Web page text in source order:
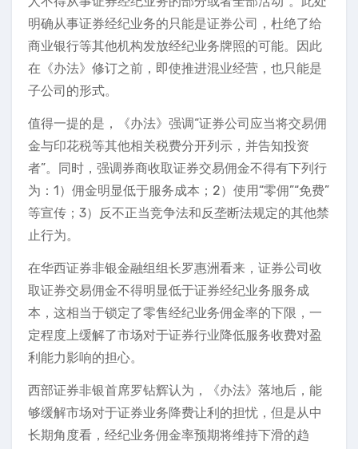
明确从事证券经纪业务的只能是证券公司，杜绝了给
商业银行等其他机构发放经纪业务牌照的可能。因此
在《办法》修订之前，即使推进混业经营，也只能是
子公司的形式。
值得一提的是，《办法》强调“证券公司应当将交易佣
金与印花税等其他相关税费分开列示，并告知投资
者”。同时，强调券商收取证券交易佣金不得有下列行
为：1）佣金明显低于服务成本；2）使用“零佣”“免费”
等宣传；3）反不正当竞争法和反垄断法规定的其他禁
止行为。
在华西证券非银金融组组长罗惠洲看来，证券公司收
取证券交易佣金不得明显低于证券经纪业务服务成
本，这相当于锁定了零售经纪业务佣金率的下限，一
定程度上缓解了市场对于证券行业降低服务收费对盈
利能力影响的担心。
西部证券非银首席罗钻辉认为，《办法》落地后，能
够缓解市场对于证券业务降费让利的担忧，但是从中
长期角度看，经纪业务佣金率预期将维持下滑的趋